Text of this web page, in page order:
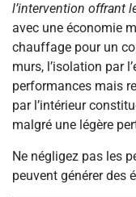
l’intervention offrant
avec une économie
chauffage pour un
murs, l’isolation par
performances mais
par l’intérieur
malgré une légère
Ne négligez pas les
peuvent générer des